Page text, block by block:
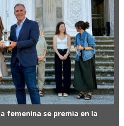
femenina se premia en la